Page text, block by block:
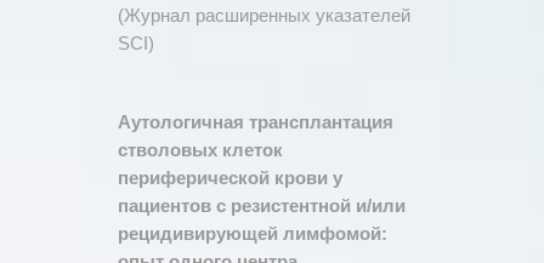
(Журнал расширенных указателей
SCI)
Аутологичная трансплантация
стволовых клеток
периферической крови у
пациентов с резистентной и/или
рецидивирующей лимфомой: